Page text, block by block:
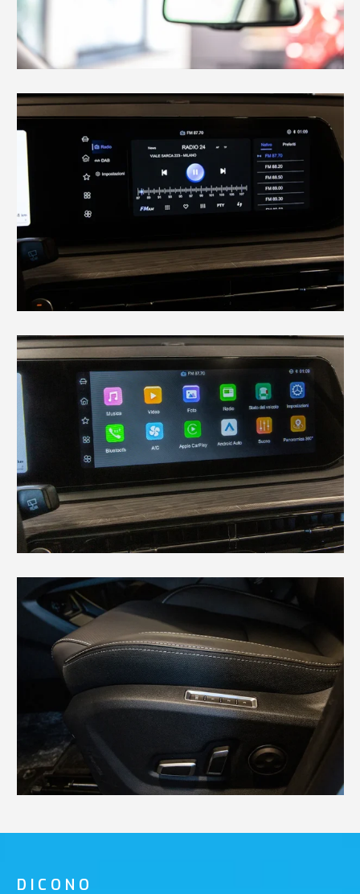
DICONO